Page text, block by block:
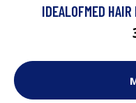
IDEALOFMED